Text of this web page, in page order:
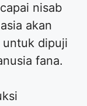
nisab
akan
untuk dipuji
fana.